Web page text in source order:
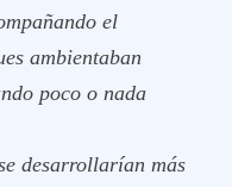
el
ambientaban
poco o nada
desarrollarían más